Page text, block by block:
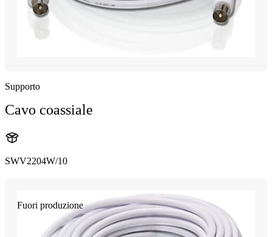
Supporto
Cavo coassiale
SWV2204W/10
Fuori produzione